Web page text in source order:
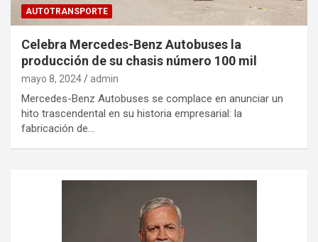
AUTOTRANSPORTE
Celebra Mercedes-Benz Autobuses la
producción de su chasis número 100 mil
mayo 8, 2024 admin
Mercedes-Benz Autobuses se complace en anunciar un
hito trascendental en su historia empresarial: la
fabricación de…